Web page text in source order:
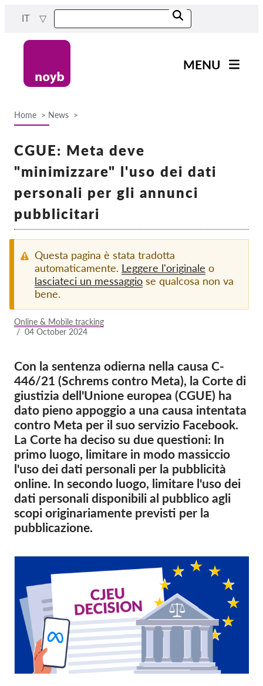
content
IT
MENU
Exercise your rights!
Sostienici!
Iscrizione
Donazioni
Area riservata
Su di noi
Team
Rapporti annuali
FAQs
Lavora con noi
Azioni rappresentative
Contatti
GDPRhub
Home News
CGUE: Meta deve
"minimizzare" l'uso dei dati
personali per gli annunci
pubblicitari
Questa pagina è stata tradotta
automaticamente. Leggere l'originale o
lasciateci un messaggio se qualcosa non va
bene.
Online & Mobile tracking
/ 04 October 2024
Con la sentenza odierna nella causa C-
446/21 (Schrems contro Meta), la Corte di
giustizia dell'Unione europea (CGUE) ha
dato pieno appoggio a una causa intentata
contro Meta per il suo servizio Facebook.
La Corte ha deciso su due questioni: In
primo luogo, limitare in modo massiccio
l'uso dei dati personali per la pubblicità
online. In secondo luogo, limitare l'uso dei
dati personali disponibili al pubblico agli
scopi originariamente previsti per la
pubblicazione.